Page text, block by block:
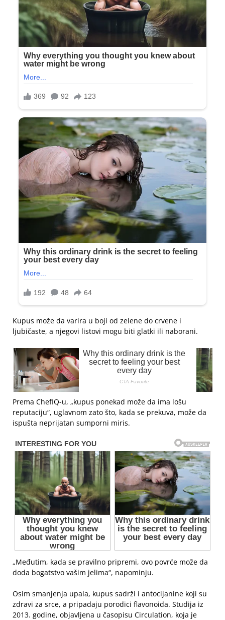
Kupus može da varira u boji od zelene do crvene i
ljubičaste, a njegovi listovi mogu biti glatki ili naborani.
Prema ChefIQ-u, „kupus ponekad može da ima lošu
reputaciju“, uglavnom zato što, kada se prekuva, može da
ispušta neprijatan sumporni miris.
„Međutim, kada se pravilno pripremi, ovo povrće može da
doda bogatstvo vašim jelima“, napominju.
Osim smanjenja upala, kupus sadrži i antocijanine koji su
zdravi za srce, a pripadaju porodici flavonoida. Studija iz
2013. godine, objavljena u časopisu Circulation, koja je